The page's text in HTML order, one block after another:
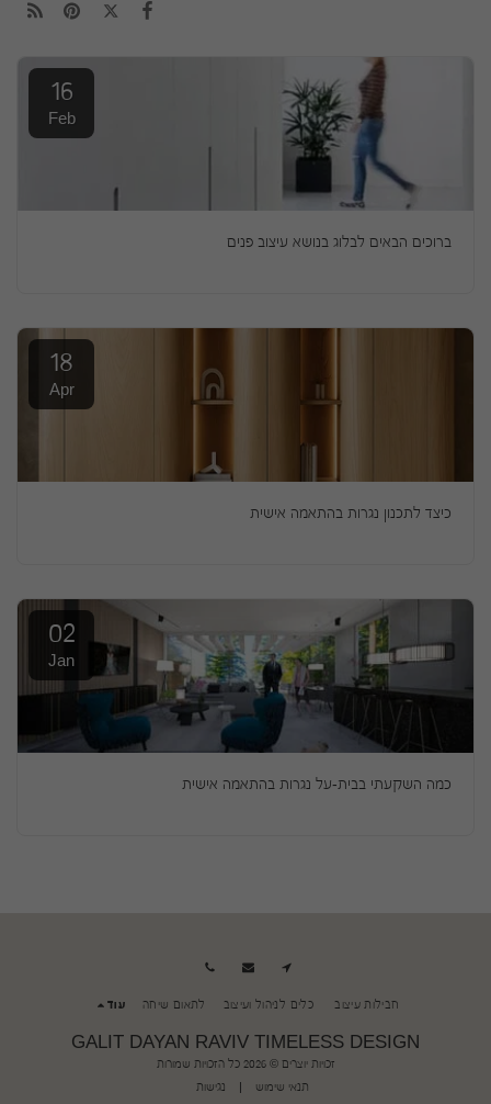
16
Feb
ברוכים הבאים לבלוג בנושא עיצוב פנים
18
Apr
כיצד לתכנון נגרות בהתאמה אישית
02
Jan
כמה השקעתי בבית-על נגרות בהתאמה אישית
GALIT DAYAN RAVIV TIMELESS DESIGN
זכויות יוצרים © 2026 כל הזכויות שמורות
תנאי שימוש
| נגישות
חבילות עיצוב כלים לניהול ועיצוב לתאום שיחה עוד